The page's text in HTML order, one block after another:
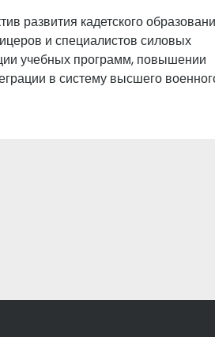
развития кадетского
и специалистов силовых
учебных программ, повышении
в систему высшего